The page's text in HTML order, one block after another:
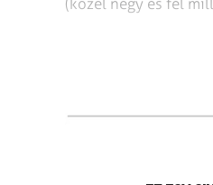
(közel négy és fél
A